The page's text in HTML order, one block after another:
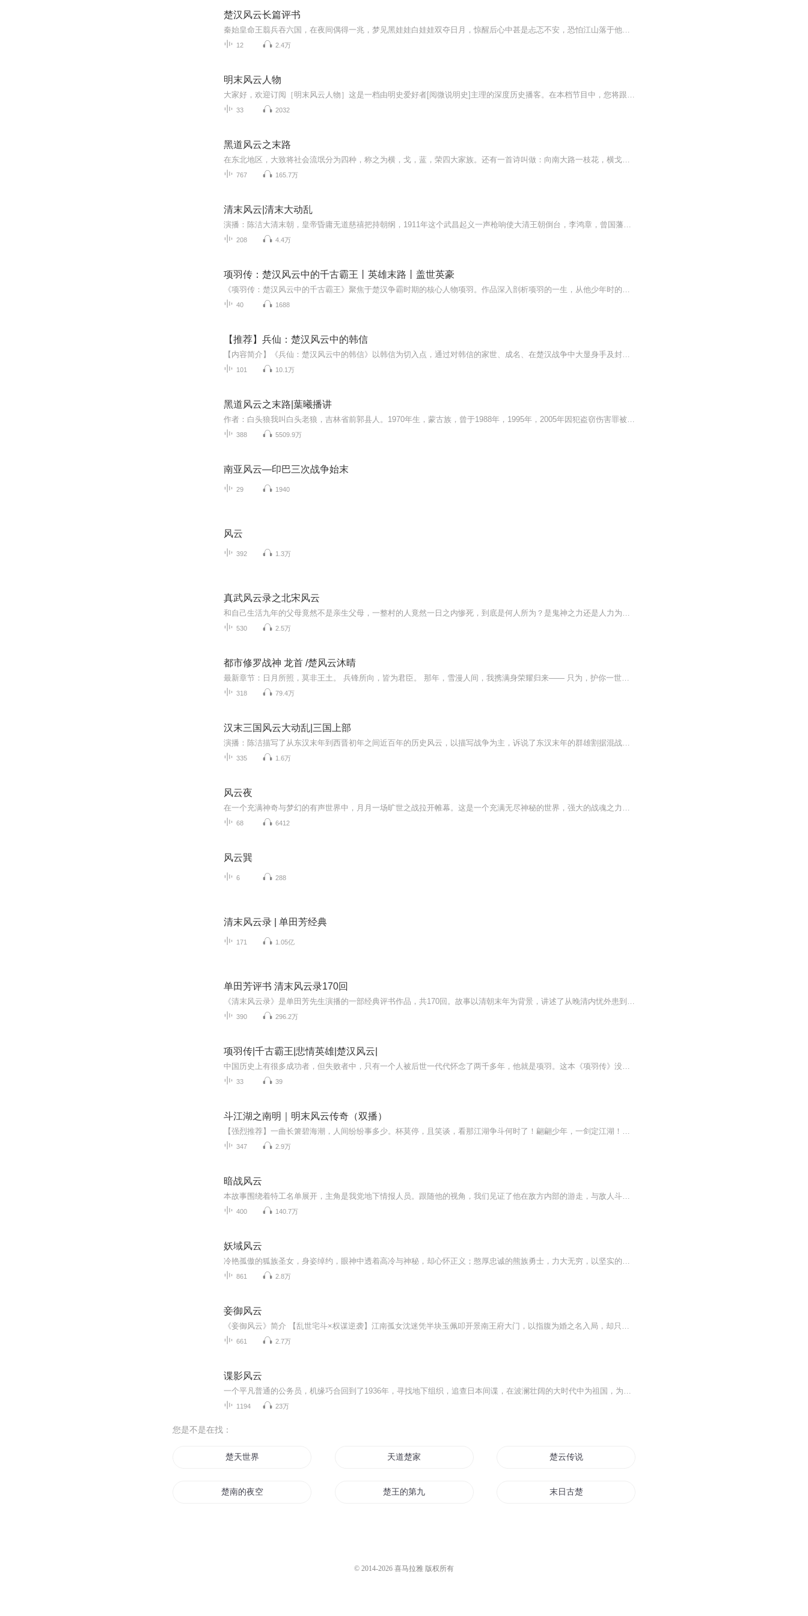
楚汉风云长篇评书
秦始皇命王翦兵吞六国，在夜间偶得一兆，梦见黑娃娃白娃娃双夺日月，惊醒后心中甚是忐忑不安，恐怕江山落于他人之手。遂下旨意，南修五岭，西建阿房，东开大海，北造万里长城，以防匈奴。 不想江山传至二世胡亥之手，昏庸无道，民怨沸腾，各路豪杰争相揭竿...
12 2.4万
明末风云人物
大家好，欢迎订阅［明末风云人物］这是一档由明史爱好者[阅微说明史]主理的深度历史播客。在本档节目中，您将跟随主播深入大明276年的时光长廊，从朱元璋草创帝国的铁血，到崇祯帝煤山自缢的悲凉，一一探寻王朝的兴衰密码。我们将一起剖析朝堂风云，解码帝...
33 2032
黑道风云之末路
在东北地区，大致将社会流氓分为四种，称之为横，戈，蓝，荣四大家族。还有一首诗叫做：向南大路一枝花，横戈蓝荣是一家。要想走上这条路，必须踩上这只花。 随着社会的进步，在这四种人之外，又出现了较为
767 165.7万
清末风云|清末大动乱
演播：陈洁大清末朝，皇帝昏庸无道慈禧把持朝纲，1911年这个武昌起义一声枪响使大清王朝倒台，李鸿章，曾国藩洋务运动，被日本甲午海战机打败，孙中山领导最终取得成功建立了民国。
208 4.4万
项羽传：楚汉风云中的千古霸王丨英雄末路丨盖世英豪
《项羽传：楚汉风云中的千古霸王》聚焦于楚汉争霸时期的核心人物项羽。作品深入剖析项羽的一生，从他少年时的壮志豪情，巨鹿之战的破釜沉舟威震诸侯，到楚汉相争中的爱恨纠葛与决策得失。细腻展现其英雄气概与性格弱点，还原那段波澜壮阔历史的同时，探讨...
40 1688
【推荐】兵仙：楚汉风云中的韩信
【内容简介】《兵仙：楚汉风云中的韩信》以韩信为切入点，通过对韩信的家世、成名、在楚汉战争中大显身手及封侯后在政治斗争中去世等，通过选择典型性的场面还原了秦末楚汉战争那段风起云涌的历史，展现了在宏阔的历史场景中的英雄群像及韩信的“兵仙”形...
101 10.1万
黑道风云之末路|葉曦播讲
作者：白头狼我叫白头老狼，吉林省前郭县人。1970年生，蒙古族，曾于1988年，1995年，2005年因犯盗窃伤害罪被三次判刑入狱。2005年因犯故意伤害罪被松原市中级人民法院判处有期徒刑15年。2015年出狱。多年来一直混迹于社会之中，对于东北黑道中的人和事有...
388 5509.9万
南亚风云—印巴三次战争始末
29 1940
风云
392 1.3万
真武风云录之北宋风云
和自己生活九年的父母竟然不是亲生父母，一整村的人竟然一日之内惨死，到底是何人所为？是鬼神之力还是人力为之？他到底和大宋王朝有何千丝万缕的联系？有深度的武侠奇作——《真武风云录之北宋风云》：北宋初年，烛影斧声之后大宋江山易主赵光义，太祖励...
530 2.5万
都市修罗战神 龙首 /楚风云沐晴
最新章节：日月所照，莫非王土。 兵锋所向，皆为君臣。 那年，雪漫人间，我携满身荣耀归来—— 只为，护你一世安宁—— 【收听须知】1、《都市修罗战神 龙首》，主角：楚风云沐晴。2、小说的文字版已经全部都更新完了。由于音频节目更新的比较慢，如想快速阅读小说文字版的全部章节，请在微信中搜索公众号【秋雨读书】，关注后，并在公众号中回复：【220】，便可快速阅读小说文字版全集。（注意：需要在公众号中回复才有效哦）第1章 男儿有泪：北极，万里冰封...
318 79.4万
汉末三国风云大动乱|三国上部
演播：陈洁描写了从东汉末年到西晋初年之间近百年的历史风云，以描写战争为主，诉说了东汉末年的群雄割据混战和魏、蜀、吴三国之间的政治和军事斗争，最终司马炎一统三国，建立晋朝的故事。反映了三国时代各类社会斗争与矛盾的转化，并概括了这一时代的历...
335 1.6万
风云夜
在一个充满神奇与梦幻的有声世界中，月月一场旷世之战拉开帷幕。这是一个充满无尽神秘的世界，强大的战魂之力在这片土地上流传着，成为众多勇士们追求的至高荣誉。风云涌动，战魂觉醒，歪楼风云夜！月月精彩，敬请期待
68 6412
风云巽
6 288
清末风云录 | 单田芳经典
171 1.05亿
单田芳评书 清末风云录170回
《清末风云录》是单田芳先生演播的一部经典评书作品，共170回。故事以清朝末年为背景，讲述了从晚清内忧外患到社会动荡、民间风云变幻的历史画卷。单田芳以其独特的语言风格和深厚的评书功底，将政治暗流、江湖纷争、英雄辈出等情节娓娓道来，扣人心弦。通...
390 296.2万
项羽传|千古霸王|悲情英雄|楚汉风云|
中国历史上有很多成功者，但失败者中，只有一个人被后世一代代怀念了两千多年，他就是项羽。这本《项羽传》没有把项羽塑造成高高在上的神，而是把他拉回到人间，还原成一个有血有肉、有爱有恨、有勇有谋更有致命弱点的普通人。您会听到他在巨鹿之战中破釜...
33 39
斗江湖之南明｜明末风云传奇（双播）
【强烈推荐】一曲长箫碧海潮，人间纷纷事多少。杯莫停，且笑谈，看那江湖争斗何时了！翩翩少年，一剑定江湖！江湖争斗，唯我独尊！【作者/主播】作者：黄小招，网络大神作家，代表作《小招说：魏晋南北朝》《东夷王》等。演播：有声的晓谦，喜马拉雅有声书...
347 2.9万
暗战风云
本故事围绕着特工名单展开，主角是我党地下情报人员。跟随他的视角，我们见证了他在敌方内部的游走，与敌人斗智斗勇的场景。最终，我们看到了他成功揭露了中统安插在我党内部的间谍。这个故事充满了热血与激情，展现了男主在敌人的包围中不屈不挠、智勇双...
400 140.7万
妖域风云
冷艳孤傲的狐族圣女，身姿绰约，眼神中透着高冷与神秘，却心怀正义；憨厚忠诚的熊族勇士，力大无穷，以坚实的臂膀守护同伴；狡黠多智的鼠族军师，心思灵动，总能在危机中寻得生机。他们命运交织，结成生死与共的同盟，共同对抗那强大的敌人。在残酷的宗门...
861 2.8万
妾御风云
《妾御风云》简介 【乱世宅斗×权谋逆袭】江南孤女沈迷凭半块玉佩叩开景南王府大门，以指腹为婚之名入局，却只获封末等姬妾。在正妃打压、群妾环伺的深宅中，她以破碎玉佩为引，步步为营：于宴饮间暗藏机锋，在流言里扭转乾坤，更将王府暗桩与朝堂秘辛尽...
661 2.7万
谍影风云
一个平凡普通的公务员，机缘巧合回到了1936年，寻找地下组织，追查日本间谍，在波澜壮阔的大时代中为祖国，为民族的解放与复兴贡献着自己的一份力量，开始了他传奇的谍海生涯。
1194 23万
您是不是在找：
楚天世界 天道楚家 楚云传说
楚南的夜空 楚王的第九个王妃 末日古楚
© 2014-2026 喜马拉雅 版权所有